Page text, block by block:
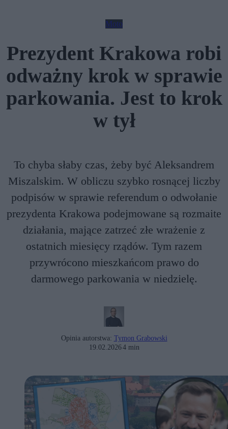
Moto
Prezydent Krakowa robi
odważny krok w sprawie
parkowania. Jest to krok
w tył
To chyba słaby czas, żeby być Aleksandrem
Miszalskim. W obliczu szybko rosnącej liczby
podpisów w sprawie referendum o odwołanie
prezydenta Krakowa podejmowane są rozmaite
działania, mające zatrzeć złe wrażenie z
ostatnich miesięcy rządów. Tym razem
przywrócono mieszkańcom prawo do
darmowego parkowania w niedzielę.
Opinia autorstwa: Tymon Grabowski
19.02.20264 min